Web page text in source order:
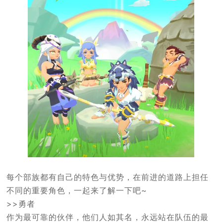
每个部族都有自己的特色与优势，在前进的道路上担任
不同的重要角色，一起来了解一下吧~
>>勇者
作为最可靠的伙伴，他们人如其名，永远站在队伍的最